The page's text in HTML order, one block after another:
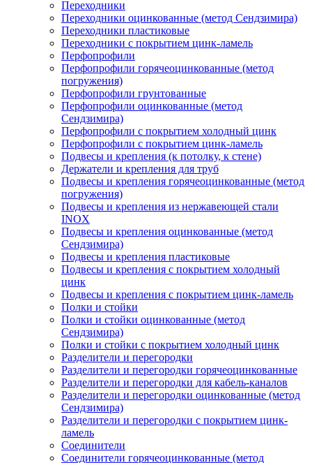
Переходники
Переходники оцинкованные (метод Сендзимира)
Переходники пластиковые
Переходники с покрытием цинк-ламель
Перфопрофили
Перфопрофили горячеоцинкованные (метод
погружения)
Перфопрофили грунтованные
Перфопрофили оцинкованные (метод
Сендзимира)
Перфопрофили с покрытием холодный цинк
Перфопрофили с покрытием цинк-ламель
Подвесы и крепления (к потолку, к стене)
Держатели и крепления для труб
Подвесы и крепления горячеоцинкованные (метод
погружения)
Подвесы и крепления из нержавеющей стали
INOX
Подвесы и крепления оцинкованные (метод
Сендзимира)
Подвесы и крепления пластиковые
Подвесы и крепления с покрытием холодный
цинк
Подвесы и крепления с покрытием цинк-ламель
Полки и стойки
Полки и стойки оцинкованные (метод
Сендзимира)
Полки и стойки с покрытием холодный цинк
Разделители и перегородки
Разделители и перегородки горячеоцинкованные
Разделители и перегородки для кабель-каналов
Разделители и перегородки оцинкованные (метод
Сендзимира)
Разделители и перегородки с покрытием цинк-
ламель
Соединители
Соединители горячеоцинкованные (метод